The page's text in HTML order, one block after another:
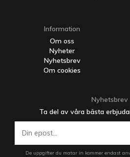
Information
Om oss
Nyheter
Nyhetsbrev
Om cookies
Nyhetsbrev
Ta del av våra bästa
De uppgifter du matar in kommer endast